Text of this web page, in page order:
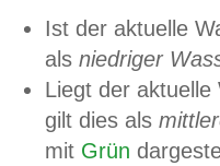
Ist der aktuelle
als niedriger
Liegt der
gilt dies als
mit Grün